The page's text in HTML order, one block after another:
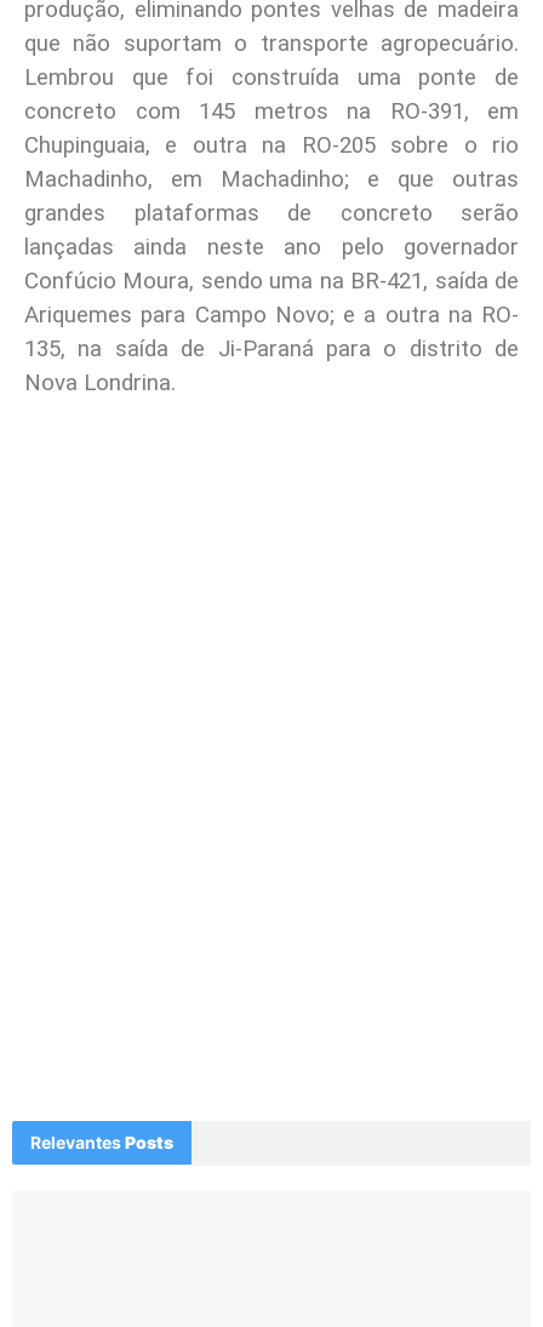
produção, eliminando pontes velhas de madeira
que não suportam o transporte agropecuário.
Lembrou que foi construída uma ponte de
concreto com 145 metros na RO-391, em
Chupinguaia, e outra na RO-205 sobre o rio
Machadinho, em Machadinho; e que outras
grandes plataformas de concreto serão
lançadas ainda neste ano pelo governador
Confúcio Moura, sendo uma na BR-421, saída de
Ariquemes para Campo Novo; e a outra na RO-
135, na saída de Ji-Paraná para o distrito de
Nova Londrina.
RelevantesPosts